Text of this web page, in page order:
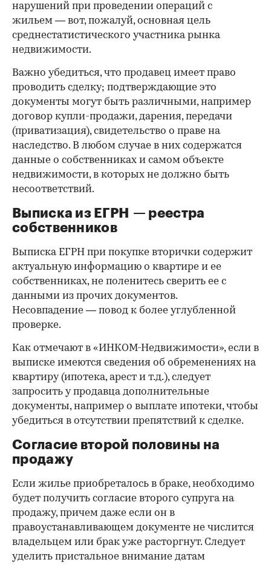
нарушений при проведении операций с
жильем — вот, пожалуй, основная цель
среднестатистического участника рынка
недвижимости.
Важно убедиться, что продавец имеет право
проводить сделку; подтверждающие это
документы могут быть различными, например
договор купли-продажи, дарения, передачи
(приватизация), свидетельство о праве на
наследство. В любом случае в них содержатся
данные о собственниках и самом объекте
недвижимости, в которых не должно быть
несоответствий.
Выписка из ЕГРН — реестра
собственников
Выписка ЕГРН при покупке вторички содержит
актуальную информацию о квартире и ее
собственниках, не поленитесь сверить ее с
данными из прочих документов.
Несовпадение — повод к более углубленной
проверке.
Как отмечают в «ИНКОМ-Недвижимости», если в
выписке имеются сведения об обременениях на
квартиру (ипотека, арест и т.д.), следует
запросить у продавца дополнительные
документы, например о выплате ипотеки, чтобы
убедиться в отсутствии препятствий к сделке.
Согласие второй половины на
продажу
Если жилье приобреталось в браке, необходимо
будет получить согласие второго супруга на
продажу, причем даже если он в
правоустанавливающем документе не числится
владельцем или брак уже расторгнут. Следует
уделить пристальное внимание датам